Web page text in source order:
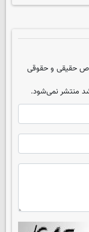
حقیقی و حقوقی
منتشر نمی‌شود.